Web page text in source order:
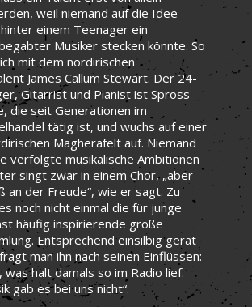
weil niemand auf die Idee
einem Teenager ein
Musiker stecken könnte. So
mit dem nordirischen
James Callum Stewart. Der 24-
Gitarrist und Pianist ist Spross
die seit Generationen im
tätig ist, und wuchs auf einer
Magherafelt auf. Niemand
verfolgte musikalische Ambitionen
singt zwar in einem Chor, „aber
an der Freude“, wie er sagt. Zu
noch nicht einmal die für junge
häufig inspirierende große
Entsprechend einsilbig gerät
man ihn nach seinen Einflüssen:
was halt damals so im Radio lief.
gab es bei uns nicht“.